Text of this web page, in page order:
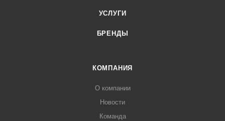
УСЛУГИ
БРЕНДЫ
КОМПАНИЯ
О компании
Новости
Команда